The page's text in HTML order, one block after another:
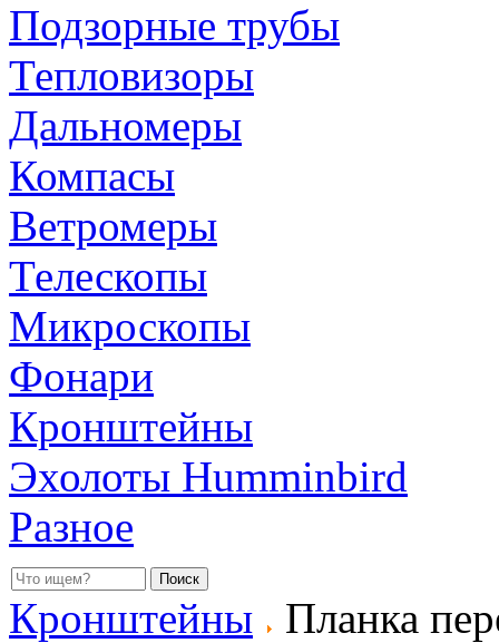
Подзорные трубы
Тепловизоры
Дальномеры
Компасы
Ветромеры
Телескопы
Микроскопы
Фонари
Кронштейны
Эхолоты Humminbird
Разное
Кронштейны
Планка